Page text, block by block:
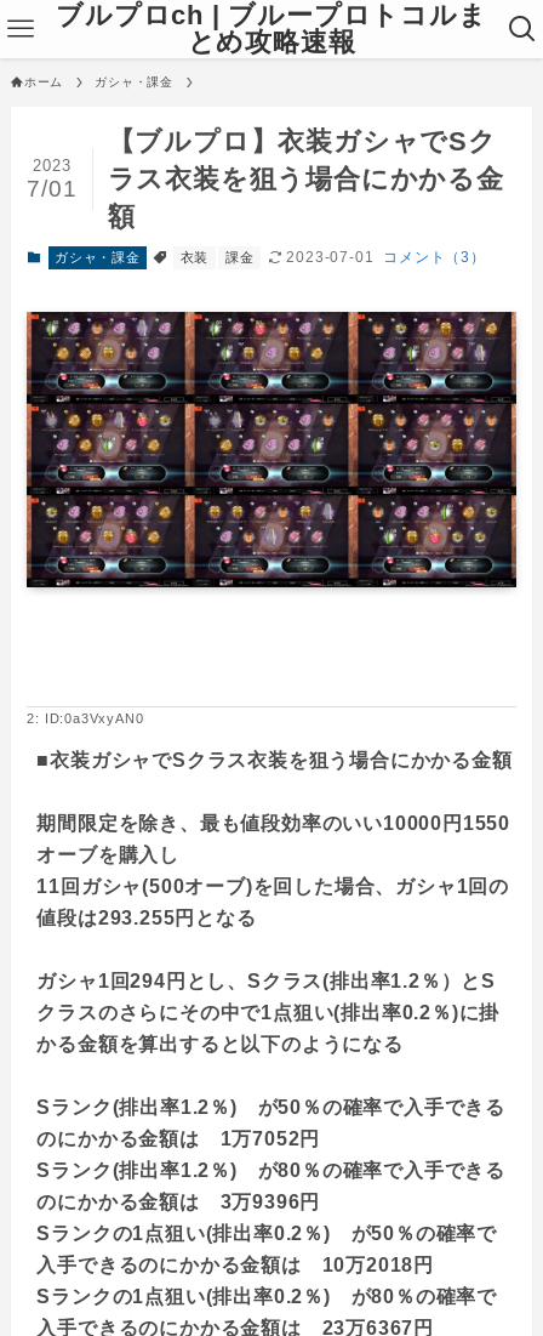
ブルプロch | ブループロトコルま
とめ攻略速報
ホーム ガシャ・課金
【ブルプロ】衣装ガシャでSク
ラス衣装を狙う場合にかかる金
額
2023
7/01
ガシャ・課金 衣装 課金 2023-07-01 コメント（3）
2: ID:0a3VxyAN0
■衣装ガシャでSクラス衣装を狙う場合にかかる金額
期間限定を除き、最も値段効率のいい10000円1550
オーブを購入し
11回ガシャ(500オーブ)を回した場合、ガシャ1回の
値段は293.255円となる
ガシャ1回294円とし、Sクラス(排出率1.2％）とS
クラスのさらにその中で1点狙い(排出率0.2％)に掛
かる金額を算出すると以下のようになる
Sランク(排出率1.2％) が50％の確率で入手できる
のにかかる金額は 1万7052円
Sランク(排出率1.2％) が80％の確率で入手できる
のにかかる金額は 3万9396円
Sランクの1点狙い(排出率0.2％) が50％の確率で
入手できるのにかかる金額は 10万2018円
Sランクの1点狙い(排出率0.2％) が80％の確率で
入手できるのにかかる金額は 23万6367円